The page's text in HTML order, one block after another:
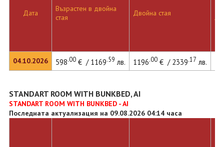
Дата
04.10.2026
Възрастен в двойна
стая
Двойна стая
598.00€ / 1169.59 лв. 1196.00€ / 2339.17 лв.
STANDART ROOM WITH BUNKBED, AI
STANDART ROOM WITH BUNKBED - AI
Последната актуализация на 09.08.2026 04:14 часа